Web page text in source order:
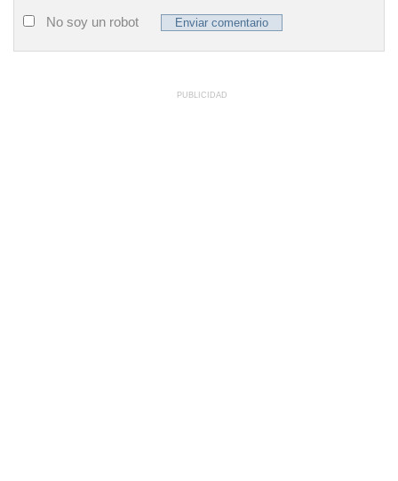
No soy un robot
PUBLICIDAD